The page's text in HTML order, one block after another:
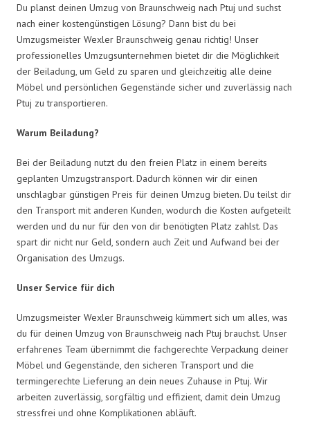
Du planst deinen Umzug von Braunschweig nach Ptuj und suchst
nach einer kostengünstigen Lösung? Dann bist du bei
Umzugsmeister Wexler Braunschweig genau richtig! Unser
professionelles Umzugsunternehmen bietet dir die Möglichkeit
der Beiladung, um Geld zu sparen und gleichzeitig alle deine
Möbel und persönlichen Gegenstände sicher und zuverlässig nach
Ptuj zu transportieren.
Warum Beiladung?
Bei der Beiladung nutzt du den freien Platz in einem bereits
geplanten Umzugstransport. Dadurch können wir dir einen
unschlagbar günstigen Preis für deinen Umzug bieten. Du teilst dir
den Transport mit anderen Kunden, wodurch die Kosten aufgeteilt
werden und du nur für den von dir benötigten Platz zahlst. Das
spart dir nicht nur Geld, sondern auch Zeit und Aufwand bei der
Organisation des Umzugs.
Unser Service für dich
Umzugsmeister Wexler Braunschweig kümmert sich um alles, was
du für deinen Umzug von Braunschweig nach Ptuj brauchst. Unser
erfahrenes Team übernimmt die fachgerechte Verpackung deiner
Möbel und Gegenstände, den sicheren Transport und die
termingerechte Lieferung an dein neues Zuhause in Ptuj. Wir
arbeiten zuverlässig, sorgfältig und effizient, damit dein Umzug
stressfrei und ohne Komplikationen abläuft.